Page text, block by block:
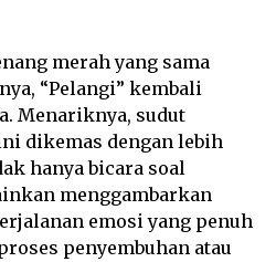
merah yang sama
“Pelangi” kembali
Menariknya, sudut
dikemas dengan lebih
hanya bicara soal
menggambarkan
emosi yang penuh
penyembuhan atau